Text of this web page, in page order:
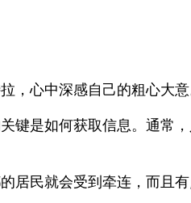
，心中深感自己的粗心大意
键是如何获取信息。通常
居民就会受到牵连，而且有